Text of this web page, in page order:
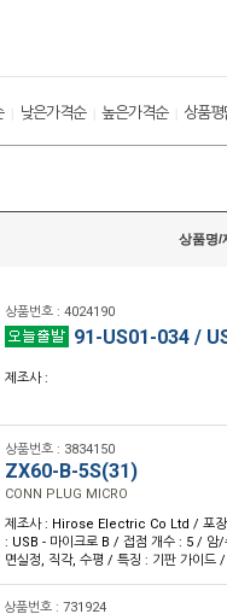
| 낮은가격순| 높은가격순| 상품평
상품명/
상품번호 : 4024190
91-US01-034 /
제조사 :
상품번호 : 3834150
ZX60-B-5S(31)
CONN PLUG MICRO
제조사 : Hirose Electric Co Ltd / 포장
: USB - 마이크로 B / 접점 개수 : 5 / 암
면실정, 직각, 수평 / 특징 : 기판 가이드
상품번호 : 731924